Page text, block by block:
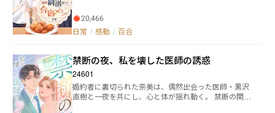
して、地上をさまようしかないだろう。 「冗談じゃね
え。怨霊なんて、どいつもこいつももれなくクソだ」
安倍隼人、17歳。 夢は、目立たず平穏に生きること。
ら望まざる怨霊事件に巻き込まれていく――。
原因で「人のために料理を作る」と失敗してしまう癖
を身に着けてしまっていた。 そんな彼女はある日、剣
る。 癖のこともあり渋っていたなづなだったが、料理
人としての成長のために誘いを受けることに。 ところ
が、かつては全国優勝も果たした〝強豪〟剣道部は、
日本中から越境の猛者が集まった「剣道ガチ勢」の集
まりだった。 中でもレギュラー候補生しか入寮できな
20,466
日常 / 感動 / 百合
禁断の夜、私を壊した医師の誘惑
24601
婚約者に裏切られた奈美は、偶然出会った医師・黒沢
直樹と一夜を共にし、心と体が揺れ動く。 禁断の関係